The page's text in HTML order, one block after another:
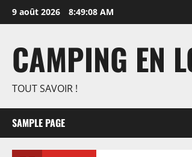
Aller
au
9 août 2026 8:49:08 AM
CAMPING EN
TOUT SAVOIR !
SAMPLE PAGE